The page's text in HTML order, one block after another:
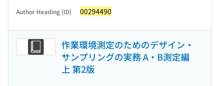
Author Heading (ID) 00294490
作業環境測定のためのデザイン・
サンプリングの実務 A・B測定編
上 第2版